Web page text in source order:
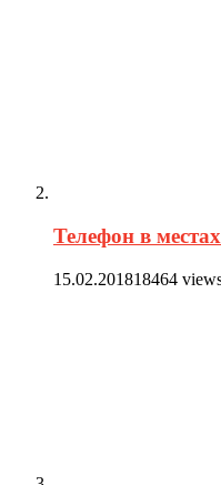
Телефон в
15.02.201818464